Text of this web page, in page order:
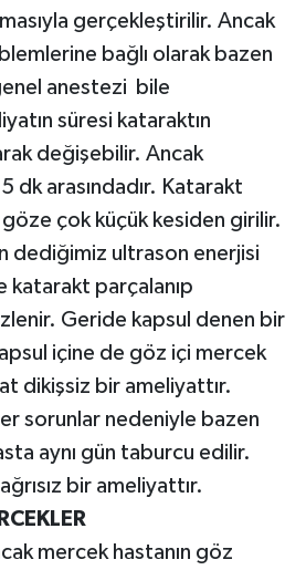
gerçekleştirilir. Ancak
bağlı olarak bazen
anestezi bile
süresi kataraktın
değişebilir. Ancak
dk arasındadır. Katarakt
göze çok küçük kesiden girilir.
dediğimiz ultrason enerjisi
katarakt parçalanıp
Geride kapsul denen bir
içine de göz içi mercek
dikişsiz bir ameliyattır.
sorunlar nedeniyle bazen
aynı gün taburcu edilir.
bir ameliyattır.
mercek hastanın göz